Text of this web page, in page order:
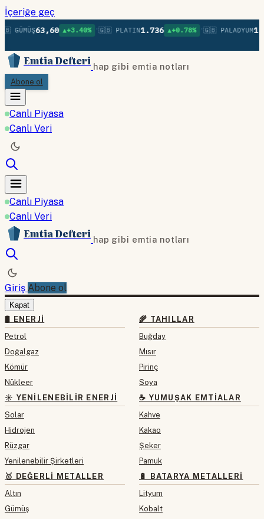
İçeriğe geç
GÜMÜŞ63,60 ▲+3.40% • 🇬🇧 PLATIN1.736 ▲+0.78% • 🇬🇧 PALADYUM
Emtia Defteri hap gibi emtia notları
Abone ol
Canlı Piyasa
Canlı Veri
Canlı Piyasa
Canlı Veri
Emtia Defteri hap gibi emtia notları
Giriş Abone ol
Kapat
🛢 ENERJI
Petrol
Doğalgaz
Kömür
Nükleer
☀️ YENILENEBILIR ENERJI
Solar
Hidrojen
Rüzgar
Yenilenebilir Şirketleri
🥇 DEĞERLI METALLER
Altın
Gümüş
🌾 TAHILLAR
Buğday
Mısır
Pirinç
Soya
☕ YUMUŞAK EMTIALAR
Kahve
Kakao
Şeker
Pamuk
🔋 BATARYA METALLERI
Lityum
Kobalt